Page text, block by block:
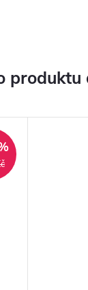
produktu